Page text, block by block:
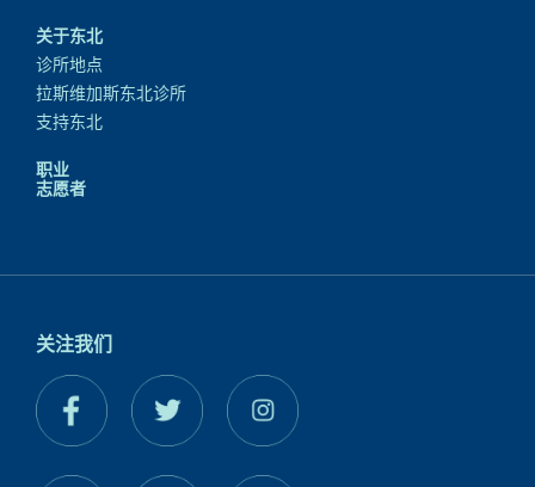
关于东北
诊所地点
拉斯维加斯东北诊所
支持东北
职业
志愿者
关注我们